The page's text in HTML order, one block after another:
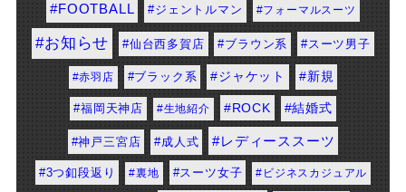
#FOOTBALL #ジェントルマン #フォーマルスーツ
#お知らせ #仙台西多賀店 #ブラウン系 #スーツ男子
#赤羽店 #ブラック系 #ジャケット #新規
#福岡天神店 #生地紹介 #ROCK #結婚式
#神戸三宮店 #成人式 #レディーススーツ
#3つ釦段返り #裏地 #スーツ女子 #ビジネスカジュアル